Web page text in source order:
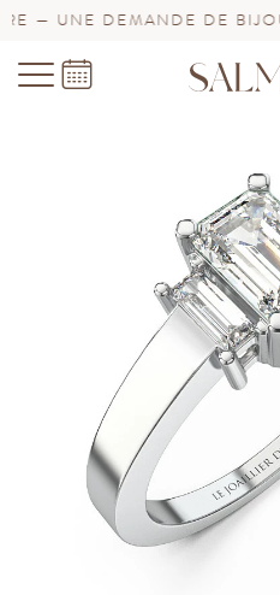
— UNE DEMANDE DE BIJOU